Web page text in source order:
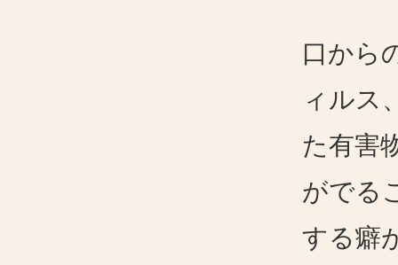
口から
ィルス
た有害
がでる
する癖